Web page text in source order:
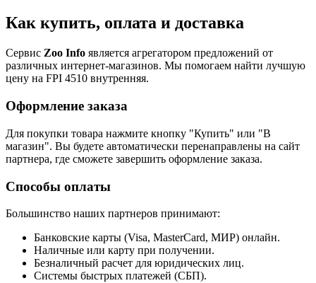
Как купить, оплата и доставка
Сервис Zoo Info является агрегатором предложений от
различных интернет-магазинов. Мы помогаем найти лучшую
цену на FPI 4510 внутренняя.
Оформление заказа
Для покупки товара нажмите кнопку "Купить" или "В
магазин". Вы будете автоматически перенаправлены на сайт
партнера, где сможете завершить оформление заказа.
Способы оплаты
Большинство наших партнеров принимают:
Банковские карты (Visa, MasterCard, МИР) онлайн.
Наличные или карту при получении.
Безналичный расчет для юридических лиц.
Системы быстрых платежей (СБП).